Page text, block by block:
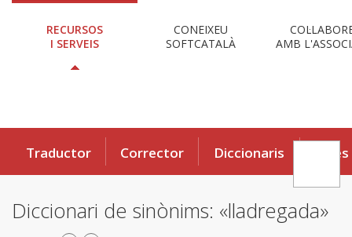
RECURSOS
I SERVEIS
CONEIXEU
SOFTCATALÀ
AMB
Traductor Corrector Diccionaris Eines
Diccionari de sinònims: «lladregada»